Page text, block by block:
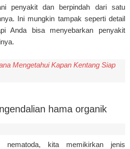
penyakit dan berpindah dari satu
Ini mungkin tampak seperti detail
Anda bisa menyebarkan penyakit
Mengetahui Kapan Kentang Siap
hama organik
nematoda, kita memikirkan jenis